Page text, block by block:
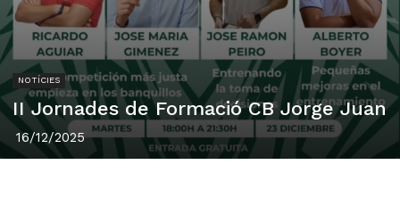
NOTÍCIES
II Jornades de Formació CB Jorge Juan
16/12/2025